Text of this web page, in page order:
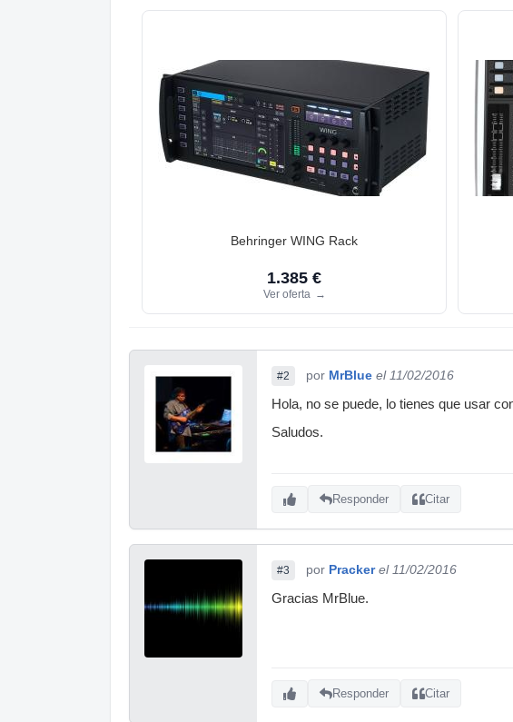
Behringer WING Rack
1.385 €
Ver oferta →
#2 por MrBlue el 11/02/2016
Hola, no se puede, lo tienes que usar
Saludos.
Responder Citar
#3 por Pracker el 11/02/2016
Gracias MrBlue.
Responder Citar